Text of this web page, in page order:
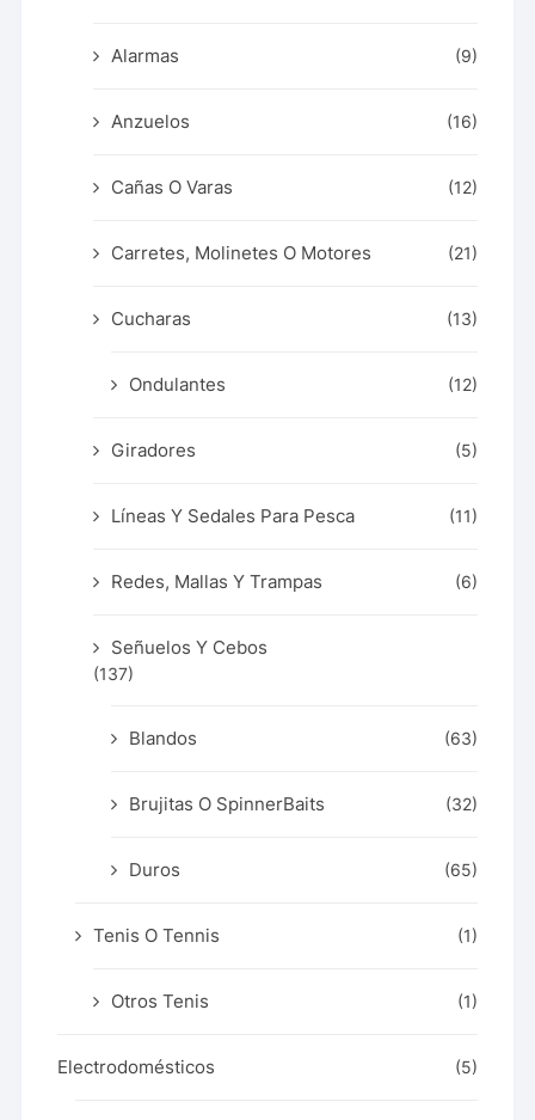
Alarmas (9)
Anzuelos (16)
Cañas O Varas (12)
Carretes, Molinetes O Motores (21)
Cucharas (13)
Ondulantes (12)
Giradores (5)
Líneas Y Sedales Para Pesca (11)
Redes, Mallas Y Trampas (6)
Señuelos Y Cebos
(137)
Blandos (63)
Brujitas O SpinnerBaits (32)
Duros (65)
Tenis O Tennis (1)
Otros Tenis (1)
Electrodomésticos (5)